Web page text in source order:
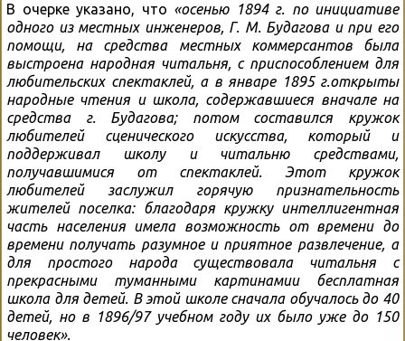
В очерке указано, что «осенью 1894 г. по инициативе
одного из местных инженеров, Г. М. Будагова и при его
помощи, на средства местных коммерсантов была
выстроена народная читальня, с приспособлением для
любительских спектаклей, а в январе 1895 г.открыты
народные чтения и школа, содержавшиеся вначале на
средства г. Будагова; потом составился кружок
любителей сценического искусства, который и
поддерживал школу и читальню средствами,
получавшимися от спектаклей. Этот кружок
любителей заслужил горячую признательность
жителей поселка: благодаря кружку интеллигентная
часть населения имела возможность от времени до
времени получать разумное и приятное развлечение, а
для простого народа существовала читальня с
прекрасными туманными картинамии бесплатная
школа для детей. В этой школе сначала обучалось до 40
детей, но в 1896/97 учебном году их было уже до 150
человек».